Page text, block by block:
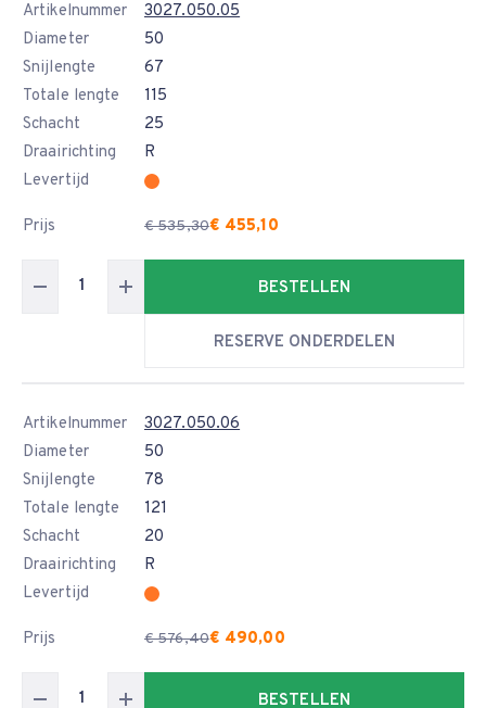
Artikelnummer
3027.050.05
Diameter
50
Snijlengte
67
Totale lengte
115
Schacht
25
Draairichting
R
Levertijd
Prijs € 535,30€ 455,10
BESTELLEN
RESERVE ONDERDELEN
Artikelnummer
3027.050.06
Diameter
50
Snijlengte
78
Totale lengte
121
Schacht
20
Draairichting
R
Levertijd
Prijs € 576,40€ 490,00
BESTELLEN